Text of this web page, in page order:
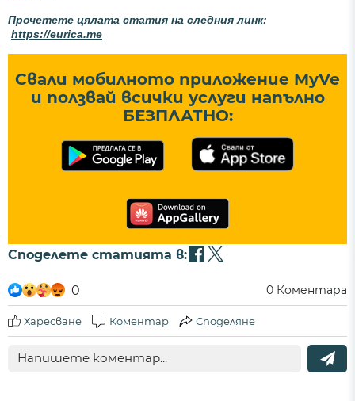
Прочетете цялата статия на следния линк:
https://eurica.me
Свали мобилното приложение MyVe
и ползвай всички услуги напълно
БЕЗПЛАТНО:
Споделете статията в:
0 0 Коментара
Харесване Коментар Споделяне